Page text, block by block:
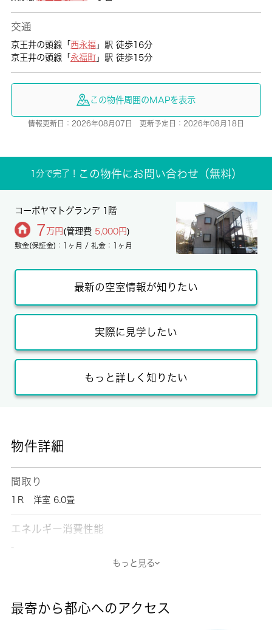
交通
京王井の頭線「 西永福」駅 徒歩16分
京王井の頭線「 永福町」駅 徒歩15分
この物件周囲のMAPを表示
情報更新日：2026年08月07日 更新予定日：2026年08月18日
1分で完了！ この物件にお問い合わせ（無料）
コーポヤマトグランデ 1階
7 万円 (管理費 5,000円)
敷金(保証金)：1ヶ月 / 礼金：1ヶ月
最新の空室情報が知りたい
実際に見学したい
もっと詳しく知りたい
物件詳細
間取り
1Ｒ 洋室 6.0畳
エネルギー消費性能
-
もっと見る
最寄から都心へのアクセス